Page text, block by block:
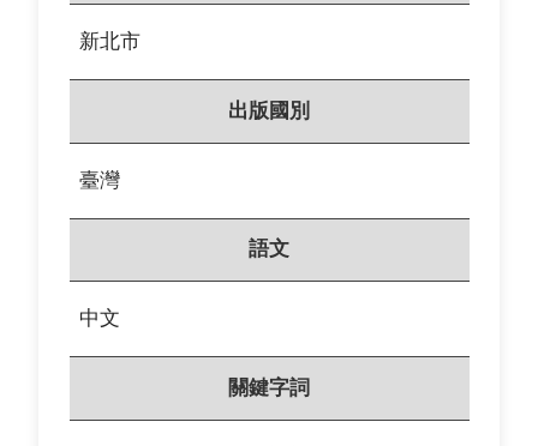
新北市
出版國別
臺灣
語文
中文
關鍵字詞